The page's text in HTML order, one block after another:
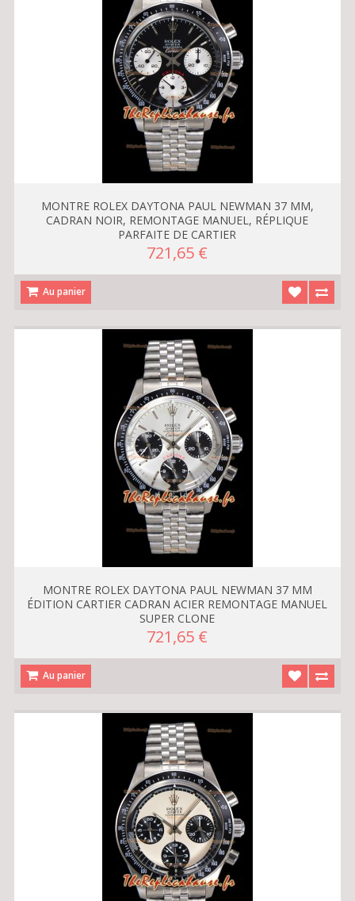
MONTRE ROLEX DAYTONA PAUL NEWMAN 37 MM,
CADRAN NOIR, REMONTAGE MANUEL, RÉPLIQUE
PARFAITE DE CARTIER
721,65 €
Au panier
MONTRE ROLEX DAYTONA PAUL NEWMAN 37 MM
ÉDITION CARTIER CADRAN ACIER REMONTAGE MANUEL
SUPER CLONE
721,65 €
Au panier